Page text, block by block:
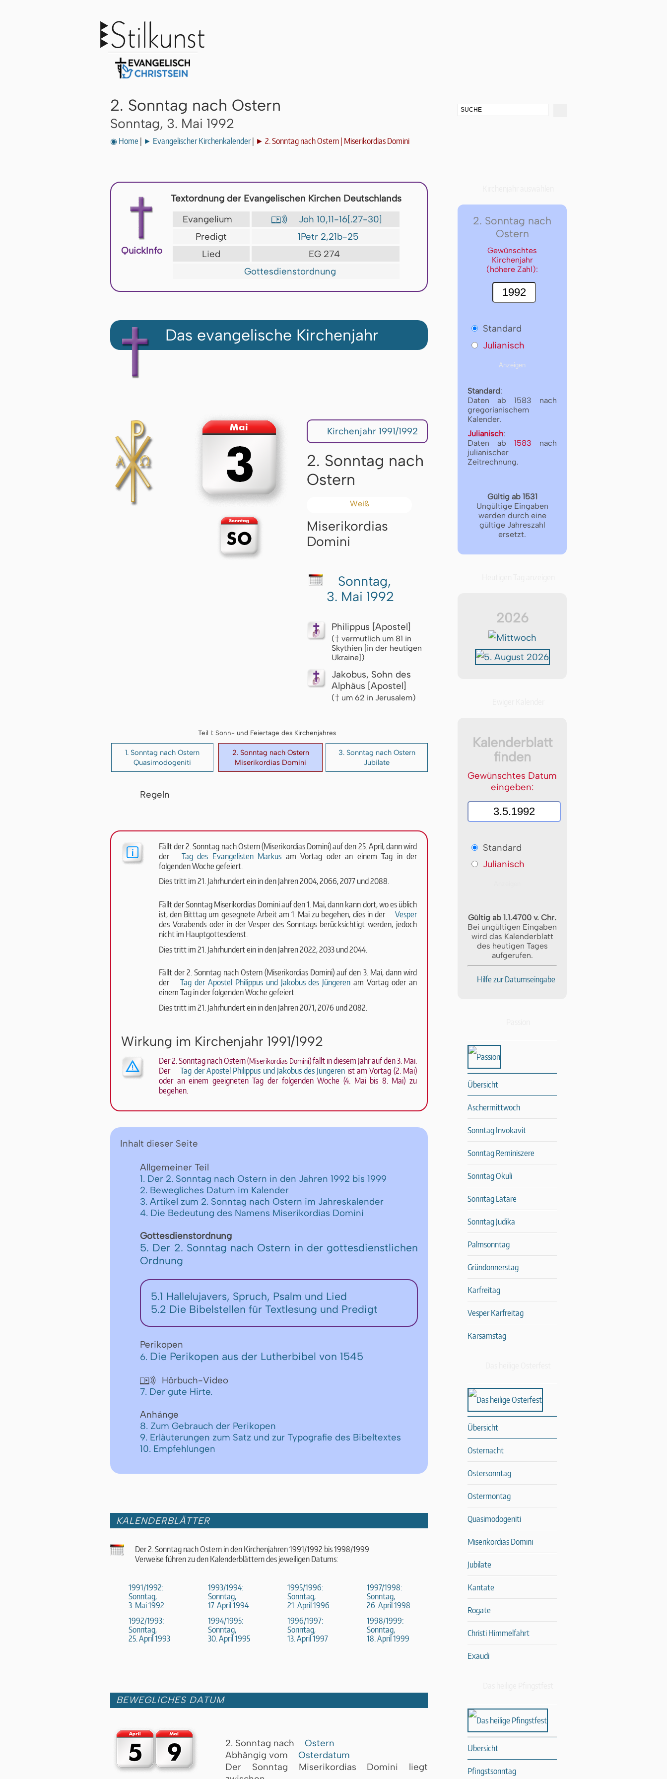
2. Sonntag nach Ostern
Sonntag, 3. Mai 1992
◉ Home ► Evangelischer Kirchenkalender| ► 2. Sonntag nach Ostern | Miserikordias Domini
QuickInfo
Textordnung der Evangelischen Kirchen Deutschlands
Evangelium

Joh 10,11-16[.27-30]
Predigt
1Petr 2,21b-25
Lied
EG 274
Gottesdienstordnung
Das evangelische Kirchenjahr
Kirchenjahr 1991/1992
2. Sonntag nach
Ostern
Weiß
Miserikordias
Domini
Sonntag,
3. Mai 1992
Philippus [Apostel]
(† vermutlich um 81 in
Skythien [in der heutigen
Ukraine])
Jakobus, Sohn des
Alphäus [Apostel]
(† um 62 in Jerusalem)
Teil I: Sonn- und Feiertage des Kirchenjahres
1. Sonntag nach Ostern
Quasimodogeniti
2. Sonntag nach Ostern
Miserikordias Domini
3. Sonntag nach Ostern
Jubilate
Regeln
Fällt der 2. Sonntag nach Ostern (Miserikordias Domini) auf den 25. April, dann wird
der
Tag des Evangelisten Markus am Vortag oder an einem Tag in der
folgenden Woche gefeiert.
Dies tritt im 21. Jahrhundert ein in den Jahren 2004, 2066, 2077 und 2088.
Fällt der Sonntag Miserikordias Domini auf den 1. Mai, dann kann dort, wo es üblich
ist, den Bitttag um gesegnete Arbeit am 1. Mai zu begehen, dies in der
Vesper
des Vorabends oder in der Vesper des Sonntags berücksichtigt wer­den, jedoch
nicht im Hauptgottesdienst.
Dies tritt im 21. Jahrhundert ein in den Jahren 2022, 2033 und 2044.
Fällt der 2. Sonntag nach Ostern (Miserikordias Domini) auf den 3. Mai, dann wird
der
Tag der Apostel Philippus und Jakobus des Jüngeren am Vortag oder an
einem Tag in der folgenden Woche gefeiert.
Dies tritt im 21. Jahrhundert ein in den Jahren 2071, 2076 und 2082.
Wirkung im Kirchenjahr 1991/1992
Der 2. Sonntag nach Ostern(Miserikordias Domini) fällt in diesem Jahr auf den 3. Mai.
Der
Tag der Apostel Philippus und Jakobus des Jüngeren ist am Vortag (2. Mai)
oder an einem geeigneten Tag der folgenden Woche (4. Mai bis 8. Mai) zu
begehen.
Inhalt dieser Seite
Allgemeiner Teil
1. Der 2. Sonntag nach Ostern in den Jahren 1992 bis 1999
2. Bewegliches Datum im Kalender
3. Artikel zum 2. Sonntag nach Ostern im Jahreskalender
4. Die Bedeutung des Namens Miserikordias Domini
Gottesdienstordnung
5. Der 2. Sonntag nach Ostern in der gottesdienstlichen
Ordnung
5.1 Hallelujavers, Spruch, Psalm und Lied
5.2 Die Bibelstellen für Textlesung und Predigt
Perikopen
6. Die Perikopen aus der Lutherbibel von 1545

Hörbuch-Video
7. Der gute Hirte.
Anhänge
8. Zum Gebrauch der Perikopen
9. Erläuterungen zum Satz und zur Typografie des Bibeltextes
10. Empfehlungen
KALENDERBLÄTTER
Der 2. Sonntag nach Ostern in den Kirchenjahren 1991/1992 bis 1998/1999
Verweise führen zu den Kalenderblättern des jeweiligen Datums:
1991/1992:
Sonntag,
3. Mai 1992
1992/1993:
Sonntag,
25. April 1993
1993/1994:
Sonntag,
17. April 1994
1994/1995:
Sonntag,
30. April 1995
1995/1996:
Sonntag,
21. April 1996
1996/1997:
Sonntag,
13. April 1997
1997/1998:
Sonntag,
26. April 1998
1998/1999:
Sonntag,
18. April 1999
BEWEGLICHES DATUM
2. Sonntag nach
Ostern
Abhängig vom
Osterdatum
Der Sonntag Miserikordias Domini liegt
2. Sonntag nach
Ostern
Gewünschtes
Kirchenjahr
(höhere Zahl):
Standard
Julianisch
Standard:
Daten ab 1583 nach
gregorianischem
Kalender.
Julianisch:
Daten ab 1583 nach
julianischer
Zeitrechnung.
Gültig ab 1531
Ungültige Eingaben
werden durch eine
gültige Jahreszahl
ersetzt.
2026
Kalenderblatt
finden
Gewünschtes Datum
eingeben:
Standard
Julianisch
Gültig ab 1.1.4700 v. Chr.
Bei ungültigen Eingaben
wird das Kalenderblatt
des heutigen Tages
aufgerufen.
Hilfe zur Datumseingabe
Übersicht
Aschermittwoch
Sonntag Invokavit
Sonntag Reminiszere
Sonntag Okuli
Sonntag Lätare
Sonntag Judika
Palmsonntag
Gründonnerstag
Karfreitag
Vesper Karfreitag
Karsamstag
Übersicht
Osternacht
Ostersonntag
Ostermontag
Quasimodogeniti
Miserikordias Domini
Jubilate
Kantate
Rogate
Christi Himmelfahrt
Exaudi
Übersicht
Pfingstsonntag